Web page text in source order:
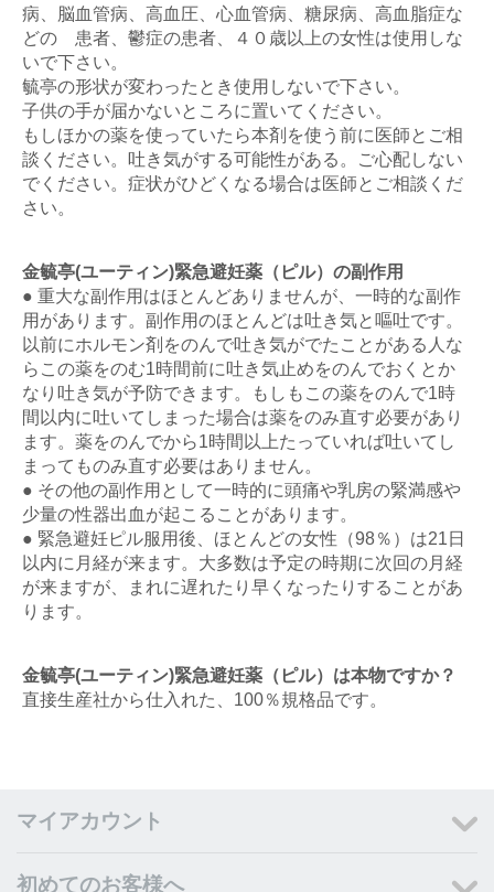
病、脳血管病、高血圧、心血管病、糖尿病、高血脂症な
どの 患者、鬱症の患者、４０歳以上の女性は使用しな
いで下さい。
毓亭の形状が変わったとき使用しないで下さい。
子供の手が届かないところに置いてください。
もしほかの薬を使っていたら本剤を使う前に医師とご相
談ください。吐き気がする可能性がある。ご心配しない
でください。症状がひどくなる場合は医師とご相談くだ
さい。
金毓亭(ユーティン)緊急避妊薬（ピル）の副作用
● 重大な副作用はほとんどありませんが、一時的な副作
用があります。副作用のほとんどは吐き気と嘔吐です。
以前にホルモン剤をのんで吐き気がでたことがある人な
らこの薬をのむ1時間前に吐き気止めをのんでおくとか
なり吐き気が予防できます。もしもこの薬をのんで1時
間以内に吐いてしまった場合は薬をのみ直す必要があり
ます。薬をのんでから1時間以上たっていれば吐いてし
まってものみ直す必要はありません。
● その他の副作用として一時的に頭痛や乳房の緊満感や
少量の性器出血が起こることがあります。
● 緊急避妊ピル服用後、ほとんどの女性（98％）は21日
以内に月経が来ます。大多数は予定の時期に次回の月経
が来ますが、まれに遅れたり早くなったりすることがあ
ります。
金毓亭(ユーティン)緊急避妊薬（ピル）は本物ですか？
直接生産社から仕入れた、100％規格品です。
マイアカウント
初めてのお客様へ